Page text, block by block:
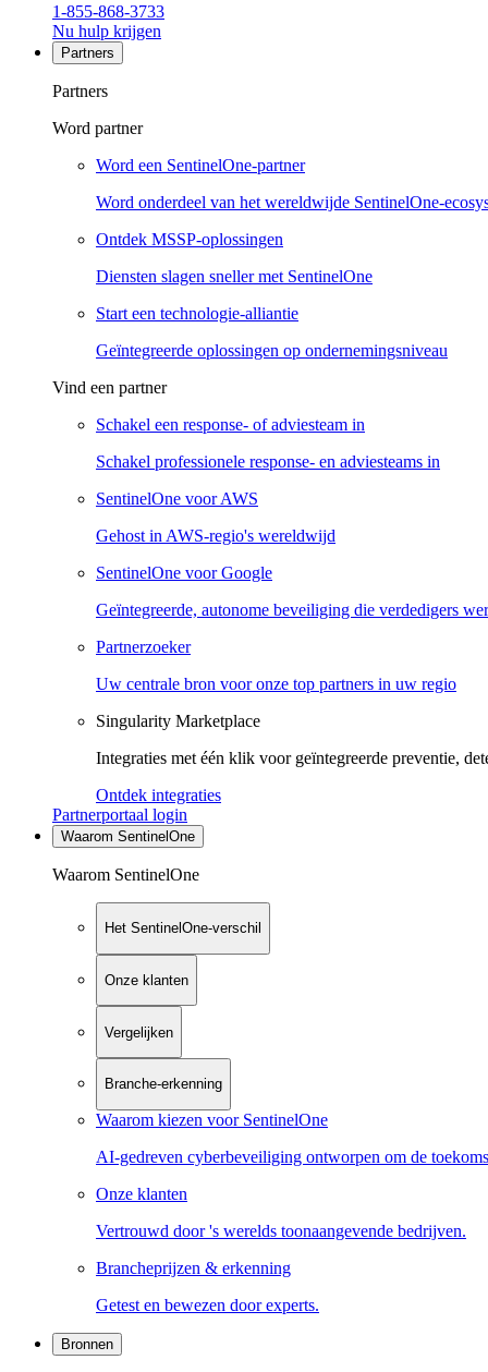
1-855-868-3733
Nu hulp krijgen
Partners
Partners
Word partner
Word een SentinelOne-partner
Word onderdeel van het wereldwijde SentinelOne-
Ontdek MSSP-oplossingen
Diensten slagen sneller met SentinelOne
Start een technologie-alliantie
Geïntegreerde oplossingen op ondernemingsniveau
Vind een partner
Schakel een response- of adviesteam in
Schakel professionele response- en adviesteams in
SentinelOne voor AWS
Gehost in AWS-regio's wereldwijd
SentinelOne voor Google
Geïntegreerde, autonome beveiliging die verdedigers
Partnerzoeker
Uw centrale bron voor onze top partners in uw regio
Singularity Marketplace
Integraties met één klik voor geïntegreerde preventie,
Ontdek integraties
Partnerportaal login
Waarom SentinelOne
Waarom SentinelOne
Het SentinelOne-verschil
Onze klanten
Vergelijken
Branche-erkenning
Waarom kiezen voor SentinelOne
AI-gedreven cyberbeveiliging ontworpen om de
Onze klanten
Vertrouwd door 's werelds toonaangevende bedrijven.
Brancheprijzen & erkenning
Getest en bewezen door experts.
Bronnen